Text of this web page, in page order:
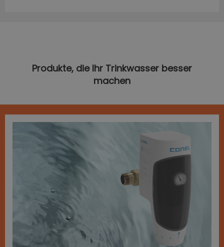
Produkte, die Ihr Trinkwasser besser
machen